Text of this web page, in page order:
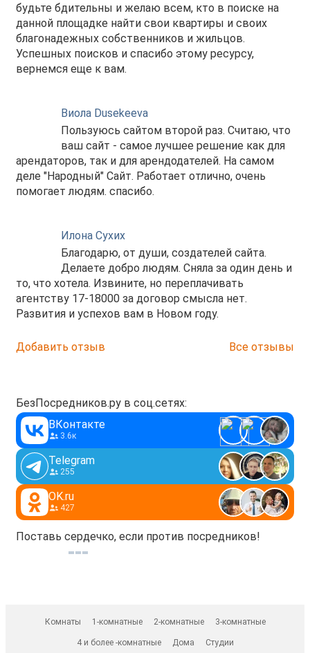
будьте бдительны и желаю всем, кто в поиске на
данной площадке найти свои квартиры и своих
благонадежных собственников и жильцов.
Успешных поисков и спасибо этому ресурсу,
вернемся еще к вам.
Виола Dusekeeva
Пользуюсь сайтом второй раз. Считаю, что
ваш сайт - самое лучшее решение как для
арендаторов, так и для арендодателей. На самом
деле "Народный" Сайт. Работает отлично, очень
помогает людям. спасибо.
Илона Сухих
Благодарю, от души, создателей сайта.
Делаете добро людям. Сняла за один день и
то, что хотела. Извините, но переплачивать
агентству 17-18000 за договор смысла нет.
Развития и успехов вам в Новом году.
Добавить отзыв Все отзывы
БезПосредников.ру в соц.сетях:
ВКонтакте
3.6к
Telegram
255
OK.ru
427
Поставь сердечко, если против посредников!
Комнаты 1-комнатные 2-комнатные 3-комнатные
4 и более -комнатные Дома Студии